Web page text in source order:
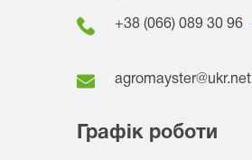
+38 (066) 089 30 96
agromayster@ukr.net
Графік роботи